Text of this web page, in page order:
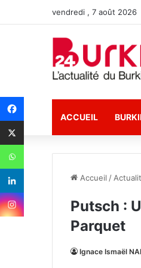
vendredi , 7 août 2026
ACCUEIL
Accueil /
Putsch :
Parquet
Ignace Ismaël